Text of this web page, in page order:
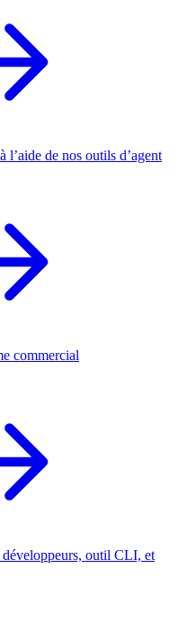
l’aide de nos outils d’agent
commercial
outil CLI, et